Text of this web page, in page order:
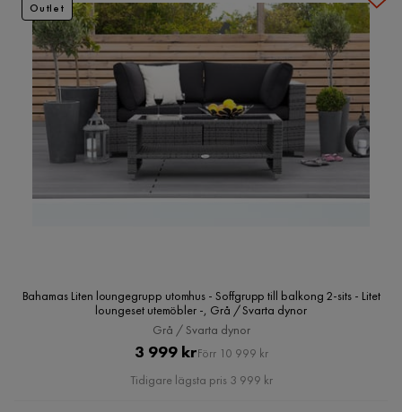
Bahamas Liten loungegrupp utomhus - Soffgrupp till balkong 2-sits - Litet
loungeset utemöbler -, Grå / Svarta dynor
Grå / Svarta dynor
Pris
3 999 krOriginal
Pris
Förr 10 999 kr
Tidigare lägsta pris 3 999 kr
Outlet